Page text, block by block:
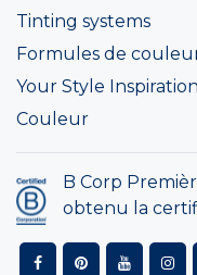
Tinting systems
Formules de
Your Style Inspiration
Couleur
B Corp
obtenu la